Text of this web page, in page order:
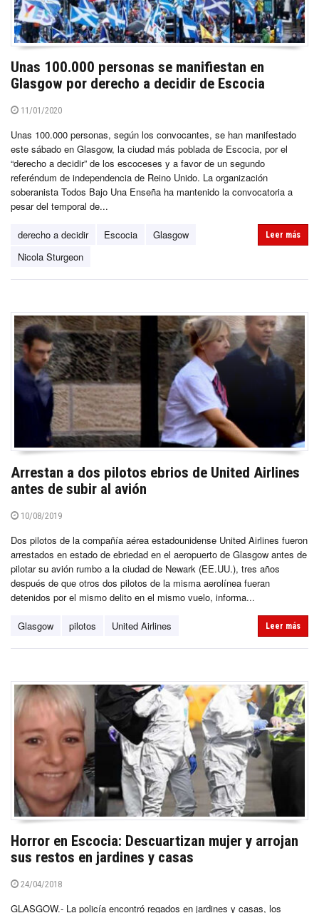
Unas 100.000 personas se manifiestan en
Glasgow por derecho a decidir de Escocia
11/01/2020
Unas 100.000 personas, según los convocantes, se han manifestado
este sábado en Glasgow, la ciudad más poblada de Escocia, por el
“derecho a decidir” de los escoceses y a favor de un segundo
referéndum de independencia de Reino Unido. La organización
soberanista Todos Bajo Una Enseña ha mantenido la convocatoria a
pesar del temporal de...
derecho a decidir Escocia
Glasgow
Nicola Sturgeon
Leer más
Arrestan a dos pilotos ebrios de United Airlines
antes de subir al avión
10/08/2019
Dos pilotos de la compañía aérea estadounidense United Airlines fueron
arrestados en estado de ebriedad en el aeropuerto de Glasgow antes de
pilotar su avión rumbo a la ciudad de Newark (EE.UU.), tres años
después de que otros dos pilotos de la misma aerolínea fueran
detenidos por el mismo delito en el mismo vuelo, informa...
Glasgow pilotos United Airlines Leer más
Horror en Escocia: Descuartizan mujer y arrojan
sus restos en jardines y casas
24/04/2018
GLASGOW.- La policía encontró regados en jardines y casas, los